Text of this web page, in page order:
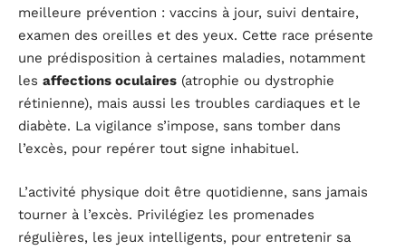
meilleure prévention : vaccins à jour, suivi dentaire,
examen des oreilles et des yeux. Cette race présente
une prédisposition à certaines maladies, notamment
les affections oculaires (atrophie ou dystrophie
rétinienne), mais aussi les troubles cardiaques et le
diabète. La vigilance s’impose, sans tomber dans
l’excès, pour repérer tout signe inhabituel.
L’activité physique doit être quotidienne, sans jamais
tourner à l’excès. Privilégiez les promenades
régulières, les jeux intelligents, pour entretenir sa